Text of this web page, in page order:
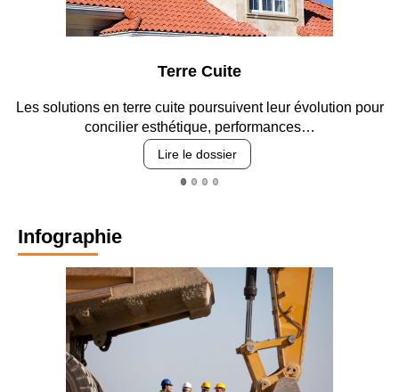
leur évolution pour
Entre circulation, sécurisation
Infographie